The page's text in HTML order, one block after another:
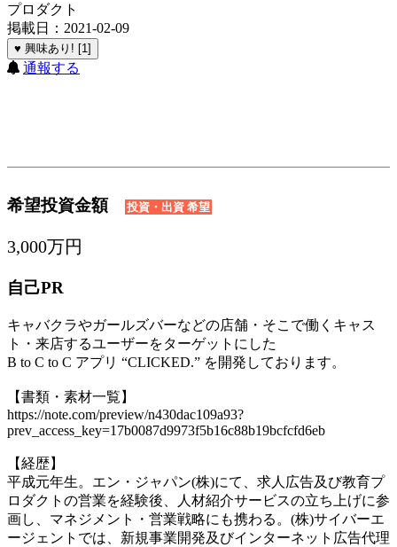
プロダクト
掲載日：2021-02-09
♥ 興味あり! [1]
通報する
希望投資金額 投資・出資 希望
3,000万円
自己PR
キャバクラやガールズバーなどの店舗・そこで働くキャス
ト・来店するユーザーをターゲットにした
B to C to C アプリ “CLICKED.” を開発しております。
【書類・素材一覧】
https://note.com/preview/n430dac109a93?
prev_access_key=17b0087d9973f5b16c88b19bcfcfd6eb
【経歴】
平成元年生。エン・ジャパン(株)にて、求人広告及び教育プ
ロダクトの営業を経験後、人材紹介サービスの立ち上げに参
画し、マネジメント・営業戦略にも携わる。(株)サイバーエ
ージェントでは、新規事業開発及びインターネット広告代理